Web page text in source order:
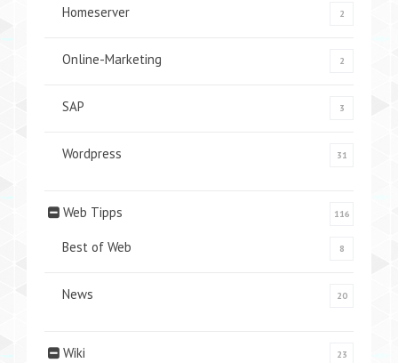
Homeserver 2
Online-Marketing 2
SAP 3
Wordpress 31
Web Tipps 116
Best of Web 8
News 20
Wiki 23